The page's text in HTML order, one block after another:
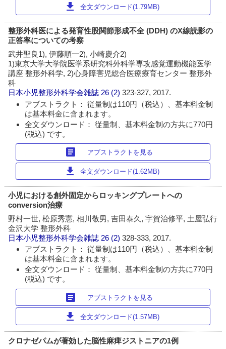
download 全文ダウンロード(1.79MB)
整形外科医による発育性股関節形成不全 (DDH) のX線読影の
正答率についての考察
武井聖良1), 伊藤順一2), 小崎慶介2)
1)東京大学大学院医学系研究科外科学専攻感覚運動機能医学
講座 整形外科学, 2)心身障害児総合医療療育センター 整形外
科
日本小児整形外科学会雑誌 26 (2)323-327, 2017.
アブストラクト： 従量制は110円（税込）、基本料金制
は基本料金に含まれます。
全文ダウンロード： 従量制、基本料金制の方共に770円
(税込) です。
article アブストラクトを見る
download 全文ダウンロード(1.62MB)
小児における創外固定からロッキングプレートへの
conversion治療
野村一世, 松原秀憲, 相川敬男, 吉田泰久, 宇賀治修平, 土屋弘行
金沢大学 整形外科
日本小児整形外科学会雑誌 26 (2)328-333, 2017.
アブストラクト： 従量制は110円（税込）、基本料金制
は基本料金に含まれます。
全文ダウンロード： 従量制、基本料金制の方共に770円
(税込) です。
article アブストラクトを見る
download 全文ダウンロード(1.57MB)
クロナゼパムが著効した脳性麻痺ジストニアの1例